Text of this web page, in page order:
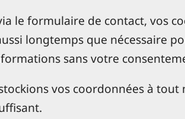
le formulaire de contact, vos
longtemps que nécessaire
sans votre
vos coordonnées à